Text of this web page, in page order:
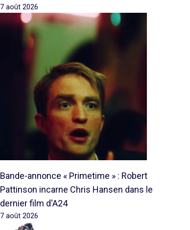
7 août 2026
Bande-annonce « Primetime » : Robert
Pattinson incarne Chris Hansen dans le
dernier film d'A24
7 août 2026